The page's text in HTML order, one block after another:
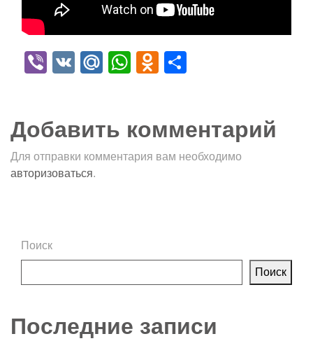
Viber
VK Mail.Ru
WhatsApp
Odnoklassniki
Добавить комментарий
Для отправки комментария вам необходимо
авторизоваться.
Поиск
Поиск
Последние записи